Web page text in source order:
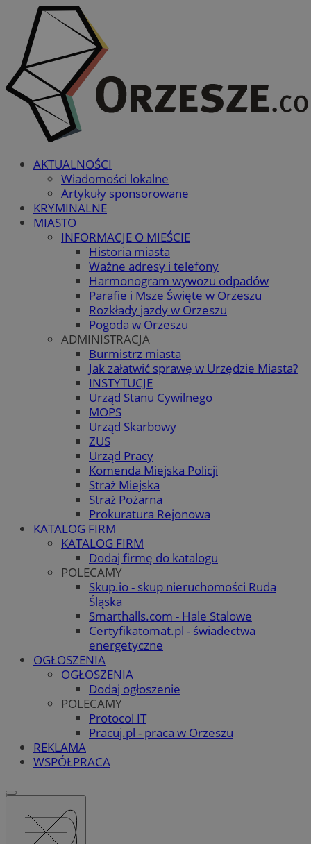
AKTUALNOŚCI
Wiadomości lokalne
Artykuły sponsorowane
KRYMINALNE
MIASTO
INFORMACJE O MIEŚCIE
Historia miasta
Ważne adresy i telefony
Harmonogram wywozu odpadów
Parafie i Msze Święte w Orzeszu
Rozkłady jazdy w Orzeszu
Pogoda w Orzeszu
ADMINISTRACJA
Burmistrz miasta
Jak załatwić sprawę w Urzędzie Miasta?
INSTYTUCJE
Urząd Stanu Cywilnego
MOPS
Urząd Skarbowy
ZUS
Urząd Pracy
Komenda Miejska Policji
Straż Miejska
Straż Pożarna
Prokuratura Rejonowa
KATALOG FIRM
KATALOG FIRM
Dodaj firmę do katalogu
POLECAMY
Skup.io - skup nieruchomości Ruda
Śląska
Smarthalls.com - Hale Stalowe
Certyfikatomat.pl - świadectwa
energetyczne
OGŁOSZENIA
OGŁOSZENIA
Dodaj ogłoszenie
POLECAMY
Protocol IT
Pracuj.pl - praca w Orzeszu
REKLAMA
WSPÓŁPRACA